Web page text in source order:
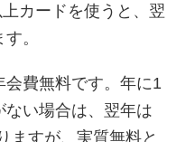
カードを使うと、翌
。
費無料です。年に1
ない場合は、翌年は
ますが、実質無料と